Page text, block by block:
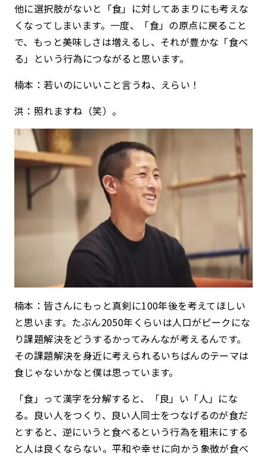
他に選択肢がないと「食」に対してあまりにも考えな
くなってしまいます。一度、「食」の原点に戻ること
で、もっと美味しさは増えるし、それが豊かな「食べ
る」という行為につながると思います。
楠本：若いのにいいこと言うね、えらい！
洪：照れますね（笑）。
楠本：皆さんにもっと真剣に100年後を考えてほしい
と思います。たぶん2050年くらいは人口がピークにな
り課題解決をどうするかってみんなが考えるんです。
その課題解決を身近に考えられるいちばんのテーマは
食じゃないかなと僕は思っています。
「食」って漢字を分解すると、「良」い「人」にな
る。良い人をつくり、良い人同士をつなげるのが食だ
とすると、逆にいうと食べるという行為を粗末にする
と人は良くならない。平和や幸せに向かう象徴が食べ